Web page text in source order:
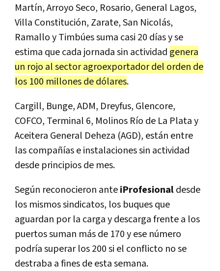
Martín, Arroyo Seco, Rosario, General Lagos,
Villa Constitución, Zarate, San Nicolás,
Ramallo y Timbúes suma casi 20 días y se
estima que cada jornada sin actividad genera
un rojo al sector agroexportador del orden de
los 100 millones de dólares.
Cargill, Bunge, ADM, Dreyfus, Glencore,
COFCO, Terminal 6, Molinos Río de La Plata y
Aceitera General Deheza (AGD), están entre
las compañías e instalaciones sin actividad
desde principios de mes.
Según reconocieron anteiProfesionaldesde
los mismos sindicatos, los buques que
aguardan por la carga y descarga frente a los
puertos suman más de 170 y ese número
podría superar los 200 si el conflicto no se
destraba a fines de esta semana.